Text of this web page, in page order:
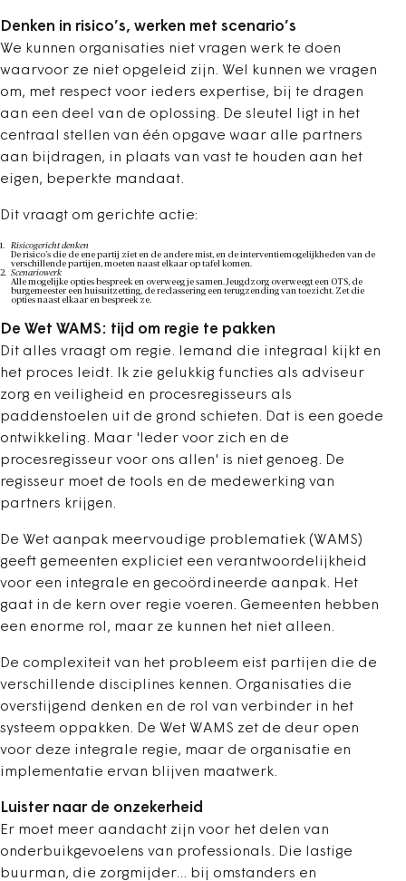
Denken in risico’s, werken met scenario’s
We kunnen organisaties niet vragen werk te doen
waarvoor ze niet opgeleid zijn. Wel kunnen we vragen
om, met respect voor ieders expertise, bij te dragen
aan een deel van de oplossing. De sleutel ligt in het
centraal stellen van één opgave waar alle partners
aan bijdragen, in plaats van vast te houden aan het
eigen, beperkte mandaat.
Dit vraagt om gerichte actie:
Risicogericht denken
De risico’s die de ene partij ziet en de andere mist, en de interventiemogelijkheden van de
verschillende partijen, moeten naast elkaar op tafel komen.
Scenariowerk
Alle mogelijke opties bespreek en overweeg je samen. Jeugdzorg overweegt een OTS, de
burgemeester een huisuitzetting, de reclassering een terugzending van toezicht. Zet die
opties naast elkaar en bespreek ze.
De Wet WAMS: tijd om regie te pakken
Dit alles vraagt om regie. Iemand die integraal kijkt en
het proces leidt. Ik zie gelukkig functies als adviseur
zorg en veiligheid en procesregisseurs als
paddenstoelen uit de grond schieten. Dat is een goede
ontwikkeling. Maar 'Ieder voor zich en de
procesregisseur voor ons allen' is niet genoeg. De
regisseur moet de tools en de medewerking van
partners krijgen.
De Wet aanpak meervoudige problematiek (WAMS)
geeft gemeenten expliciet een verantwoordelijkheid
voor een integrale en gecoördineerde aanpak. Het
gaat in de kern over regie voeren. Gemeenten hebben
een enorme rol, maar ze kunnen het niet alleen.
De complexiteit van het probleem eist partijen die de
verschillende disciplines kennen. Organisaties die
overstijgend denken en de rol van verbinder in het
systeem oppakken. De Wet WAMS zet de deur open
voor deze integrale regie, maar de organisatie en
implementatie ervan blijven maatwerk.
Luister naar de onzekerheid
Er moet meer aandacht zijn voor het delen van
onderbuikgevoelens van professionals. Die lastige
buurman, die zorgmijder... bij omstanders en